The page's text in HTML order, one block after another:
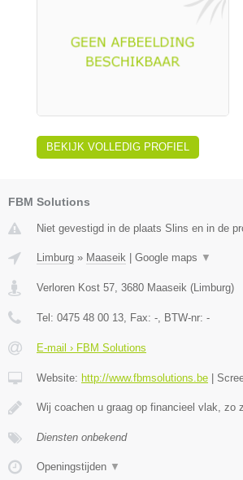
BEKIJK VOLLEDIG PROFIEL
FBM Solutions
Niet gevestigd in de plaats Slins en in de
Limburg » Maaseik Google maps ▼
Verloren Kost 57 3680 Maaseik ( Limburg)
Tel: 0475 48 00 13 , Fax: - , BTW-nr: -
E-mail › FBM Solutions
Website: http://www.fbmsolutions.be
Wij coachen u graag op financieel vlak, zo
Diensten onbekend
Openingstijden ▼